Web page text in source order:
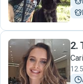
T
2.